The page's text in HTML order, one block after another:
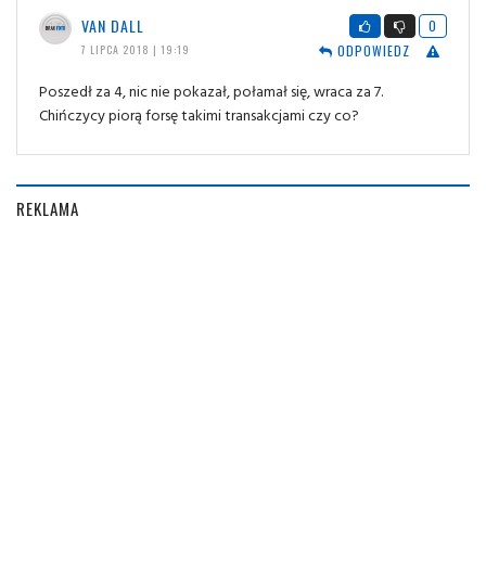
VAN DALL
7 LIPCA 2018 | 19:19
0
ODPOWIEDZ
Poszedł za 4, nic nie pokazał, połamał się, wraca za 7.
Chińczycy piorą forsę takimi transakcjami czy co?
REKLAMA